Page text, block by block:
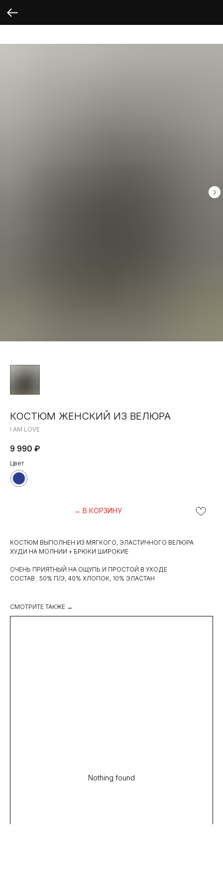
КОСТЮМ ЖЕНСКИЙ ИЗ ВЕЛЮРА
I AM LOVE
9 990 ₽
Цвет
→ В КОРЗИНУ
КОСТЮМ ВЫПОЛНЕН ИЗ МЯГКОГО, ЭЛАСТИЧНОГО ВЕЛЮРА
ХУДИ НА МОЛНИИ + БРЮКИ ШИРОКИЕ
ОЧЕНЬ ПРИЯТНЫЙ НА ОЩУПЬ И ПРОСТОЙ В УХОДЕ
СОСТАВ : 50% П/Э, 40% ХЛОПОК, 10% ЭЛАСТАН
СМОТРИТЕ ТАКЖЕ →
Nothing found